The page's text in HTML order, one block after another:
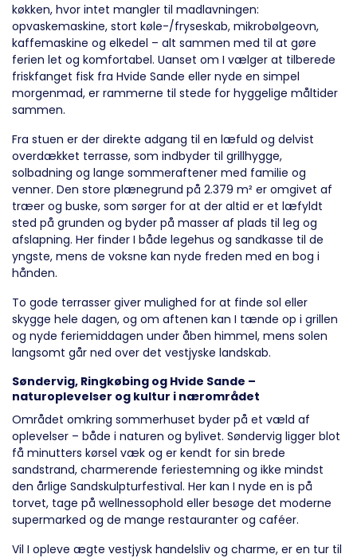
køkken, hvor intet mangler til madlavningen:
opvaskemaskine, stort køle-/fryseskab, mikrobølgeovn,
kaffemaskine og elkedel – alt sammen med til at gøre
ferien let og komfortabel. Uanset om I vælger at tilberede
friskfanget fisk fra Hvide Sande eller nyde en simpel
morgenmad, er rammerne til stede for hyggelige måltider
sammen.
Fra stuen er der direkte adgang til en læfuld og delvist
overdækket terrasse, som indbyder til grillhygge,
solbadning og lange sommeraftener med familie og
venner. Den store plænegrund på 2.379 m² er omgivet af
træer og buske, som sørger for at der altid er et læfyldt
sted på grunden og byder på masser af plads til leg og
afslapning. Her finder I både legehus og sandkasse til de
yngste, mens de voksne kan nyde freden med en bog i
hånden.
To gode terrasser giver mulighed for at finde sol eller
skygge hele dagen, og om aftenen kan I tænde op i grillen
og nyde feriemiddagen under åben himmel, mens solen
langsomt går ned over det vestjyske landskab.
Søndervig, Ringkøbing og Hvide Sande –
naturoplevelser og kultur i nærområdet
Området omkring sommerhuset byder på et væld af
oplevelser – både i naturen og bylivet. Søndervig ligger blot
få minutters kørsel væk og er kendt for sin brede
sandstrand, charmerende feriestemning og ikke mindst
den årlige Sandskulpturfestival. Her kan I nyde en is på
torvet, tage på wellnessophold eller besøge det moderne
supermarked og de mange restauranter og caféer.
Vil I opleve ægte vestjysk handelsliv og charme, er en tur til